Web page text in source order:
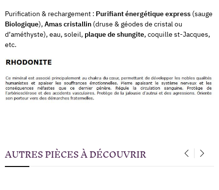
Purification & rechargement : Purifiant énergétique express (sauge
Biologique), Amas cristallin (druse & géodes de cristal ou
d’améthyste), eau, soleil, plaque de shungite, coquille st-Jacques,
etc.
AUTRES PIÈCES À DÉCOUVRIR